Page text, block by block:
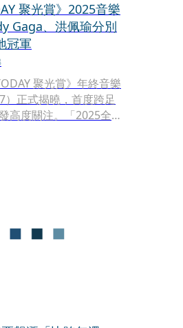
聚光賞》2025音樂
Gaga、洪佩瑜分別
冠軍
聚光賞》年終音樂
）正式揭曉，首度跨足
高度關注。「2025全球
指標作品之一。洪佩瑜
：「希望〈不佔地方〉